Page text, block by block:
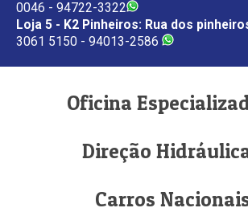
0046 - 94722-3322
Loja 5 - K2 Pinheiros: Rua dos
3061 5150 - 94013-2586
Oficina
Direção
Carros